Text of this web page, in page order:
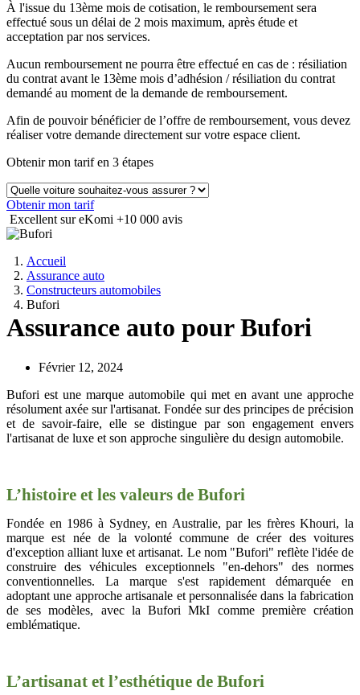
À l'issue du 13ème mois de cotisation, le remboursement sera
effectué sous un délai de 2 mois maximum, après étude et
acceptation par nos services.
Aucun remboursement ne pourra être effectué en cas de : résiliation
du contrat avant le 13ème mois d’adhésion / résiliation du contrat
demandé au moment de la demande de remboursement.
Afin de pouvoir bénéficier de l’offre de remboursement, vous devez
réaliser votre demande directement sur votre espace client.
Obtenir mon tarif en 3 étapes
Obtenir mon tarif
Excellent sur eKomi +10 000 avis
Accueil
Assurance auto
Constructeurs automobiles
Bufori
Assurance auto pour Bufori
Février 12, 2024
Bufori est une marque automobile qui met en avant une approche
résolument axée sur l'artisanat. Fondée sur des principes de précision
et de savoir-faire, elle se distingue par son engagement envers
l'artisanat de luxe et son approche singulière du design automobile.
L’histoire et les valeurs de Bufori
Fondée en 1986 à Sydney, en Australie, par les frères Khouri, la
marque est née de la volonté commune de créer des voitures
d'exception alliant luxe et artisanat. Le nom "Bufori" reflète l'idée de
construire des véhicules exceptionnels "en-dehors" des normes
conventionnelles. La marque s'est rapidement démarquée en
adoptant une approche artisanale et personnalisée dans la fabrication
de ses modèles, avec la Bufori MkI comme première création
emblématique.
L’artisanat et l’esthétique de Bufori